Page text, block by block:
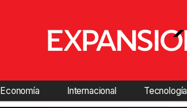
Economía Internacional Tecnología